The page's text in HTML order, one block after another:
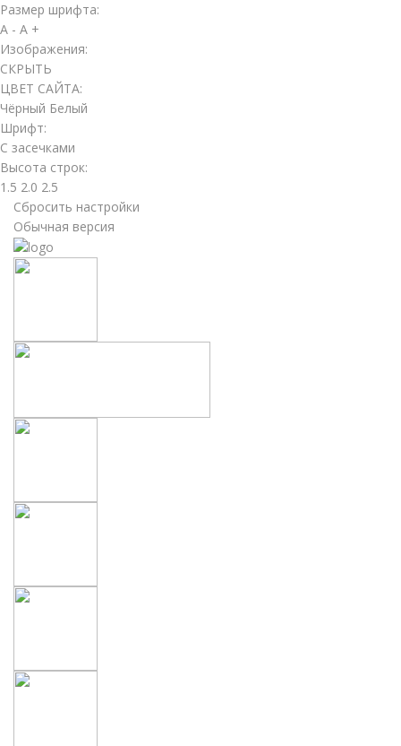
Размер шрифта:
A - A +
Изображения:
СКРЫТЬ
ЦВЕТ САЙТА:
Чёрный Белый
Шрифт:
С засечками
Высота строк:
1.5 2.0 2.5
Сбросить настройки
Обычная версия